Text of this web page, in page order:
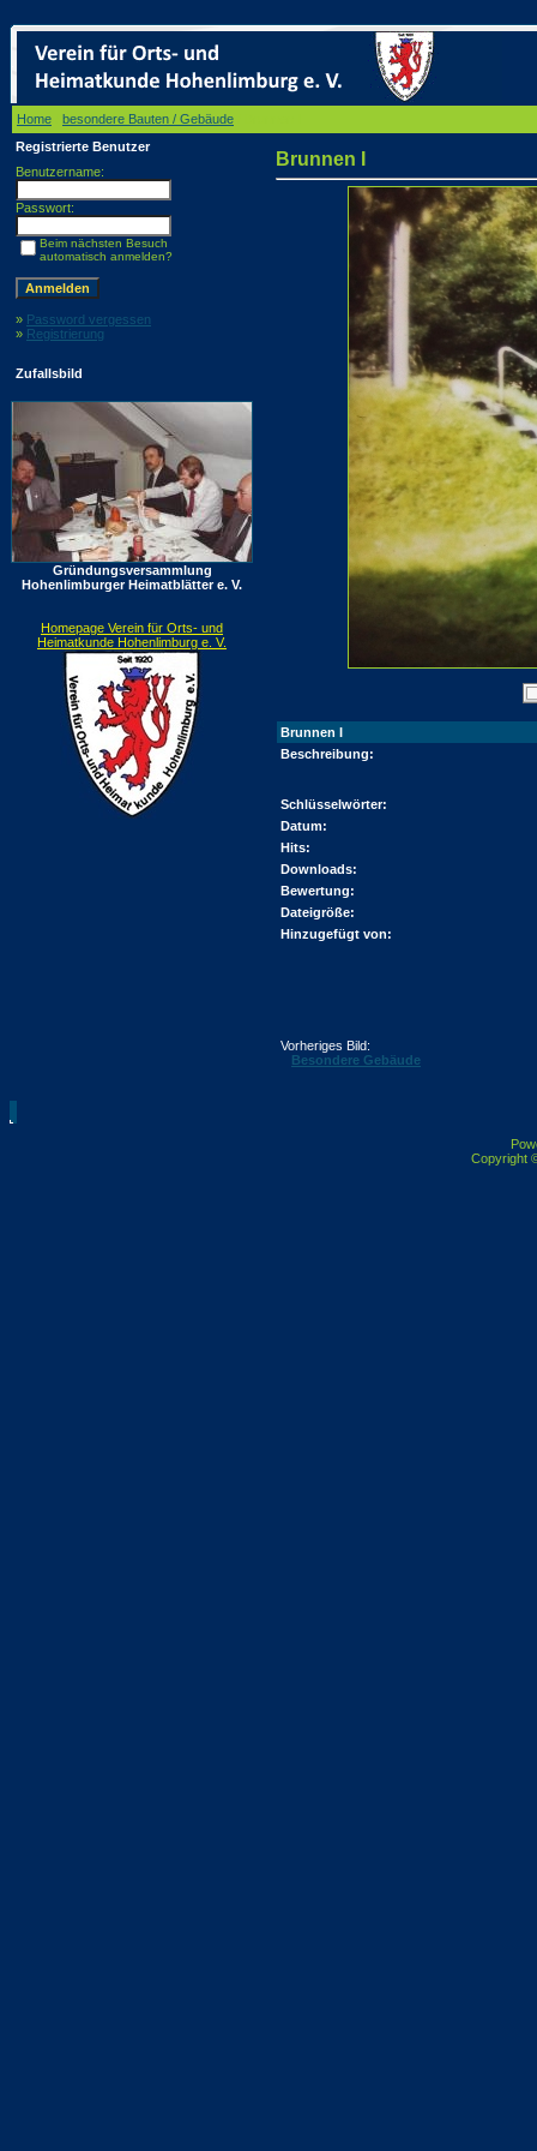
Home besondere Bauten / Gebäude
Registrierte Benutzer
Benutzername:
Passwort:
Beim nächsten Besuch
automatisch anmelden?
» Password vergessen
» Registrierung
Zufallsbild
Gründungsversammlung
Hohenlimburger Heimatblätter e. V.
Homepage Verein für Orts- und
Heimatkunde Hohenlimburg e. V.
Brunnen I
Brunnen I
Beschreibung:
Schlüsselwörter:
Datum:
Hits:
Downloads:
Bewertung:
Dateigröße:
Hinzugefügt von:
Vorheriges Bild:
Besondere Gebäude
Copyright